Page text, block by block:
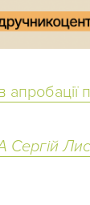
Сергій